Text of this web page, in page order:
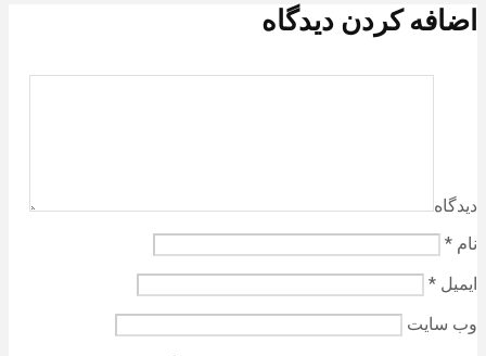
اضافه کردن دیدگاه
دیدگاه
نام *
ایمیل *
وب‌ سایت